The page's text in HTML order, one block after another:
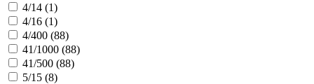
4/14 (1)
4/16 (1)
4/400 (88)
41/1000 (88)
41/500 (88)
5/15 (8)